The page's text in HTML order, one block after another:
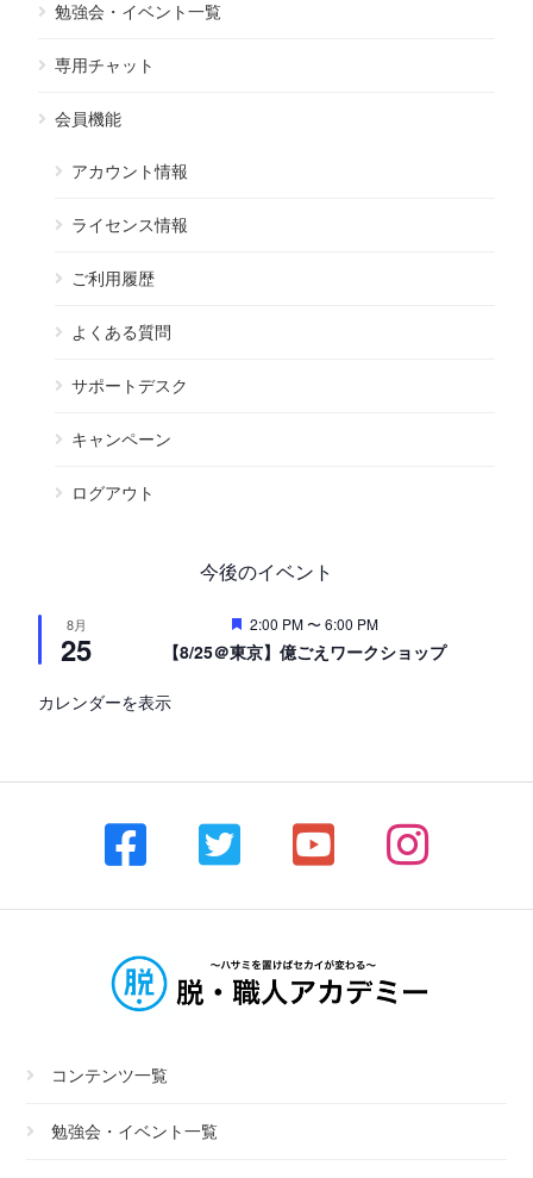
勉強会・イベント一覧
専用チャット
会員機能
アカウント情報
ライセンス情報
ご利用履歴
よくある質問
サポートデスク
キャンペーン
ログアウト
今後のイベント
8月
25
注
目
2:00 PM〜6:00 PM
【8/25＠東京】億ごえワークショップ
カレンダーを表示
コンテンツ一覧
勉強会・イベント一覧